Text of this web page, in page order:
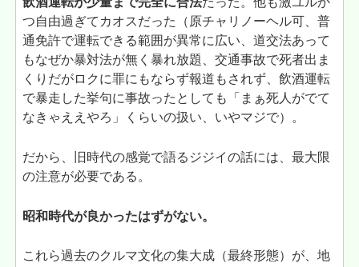
つ自由過ぎてカオスだった（原チャリノーヘル可、普
通免許で運転できる範囲が異常に広い、道交法あって
もなぜか暴対法が無く暴れ放題、交通事故で死者出ま
くりだがロクに罪にもならず報道もされず、飲酒運転
で暴走した挙句に事故ったとしても「まぁ死人がでて
なきゃええやろ」くらいの扱い、いやマジで）。
だから、旧時代の感覚で語るジジイの話には、最大限
の注意が必要である。
昭和時代が良かったはずがない。
これら過去のクルマ文化の集大成（最終形態）が、地